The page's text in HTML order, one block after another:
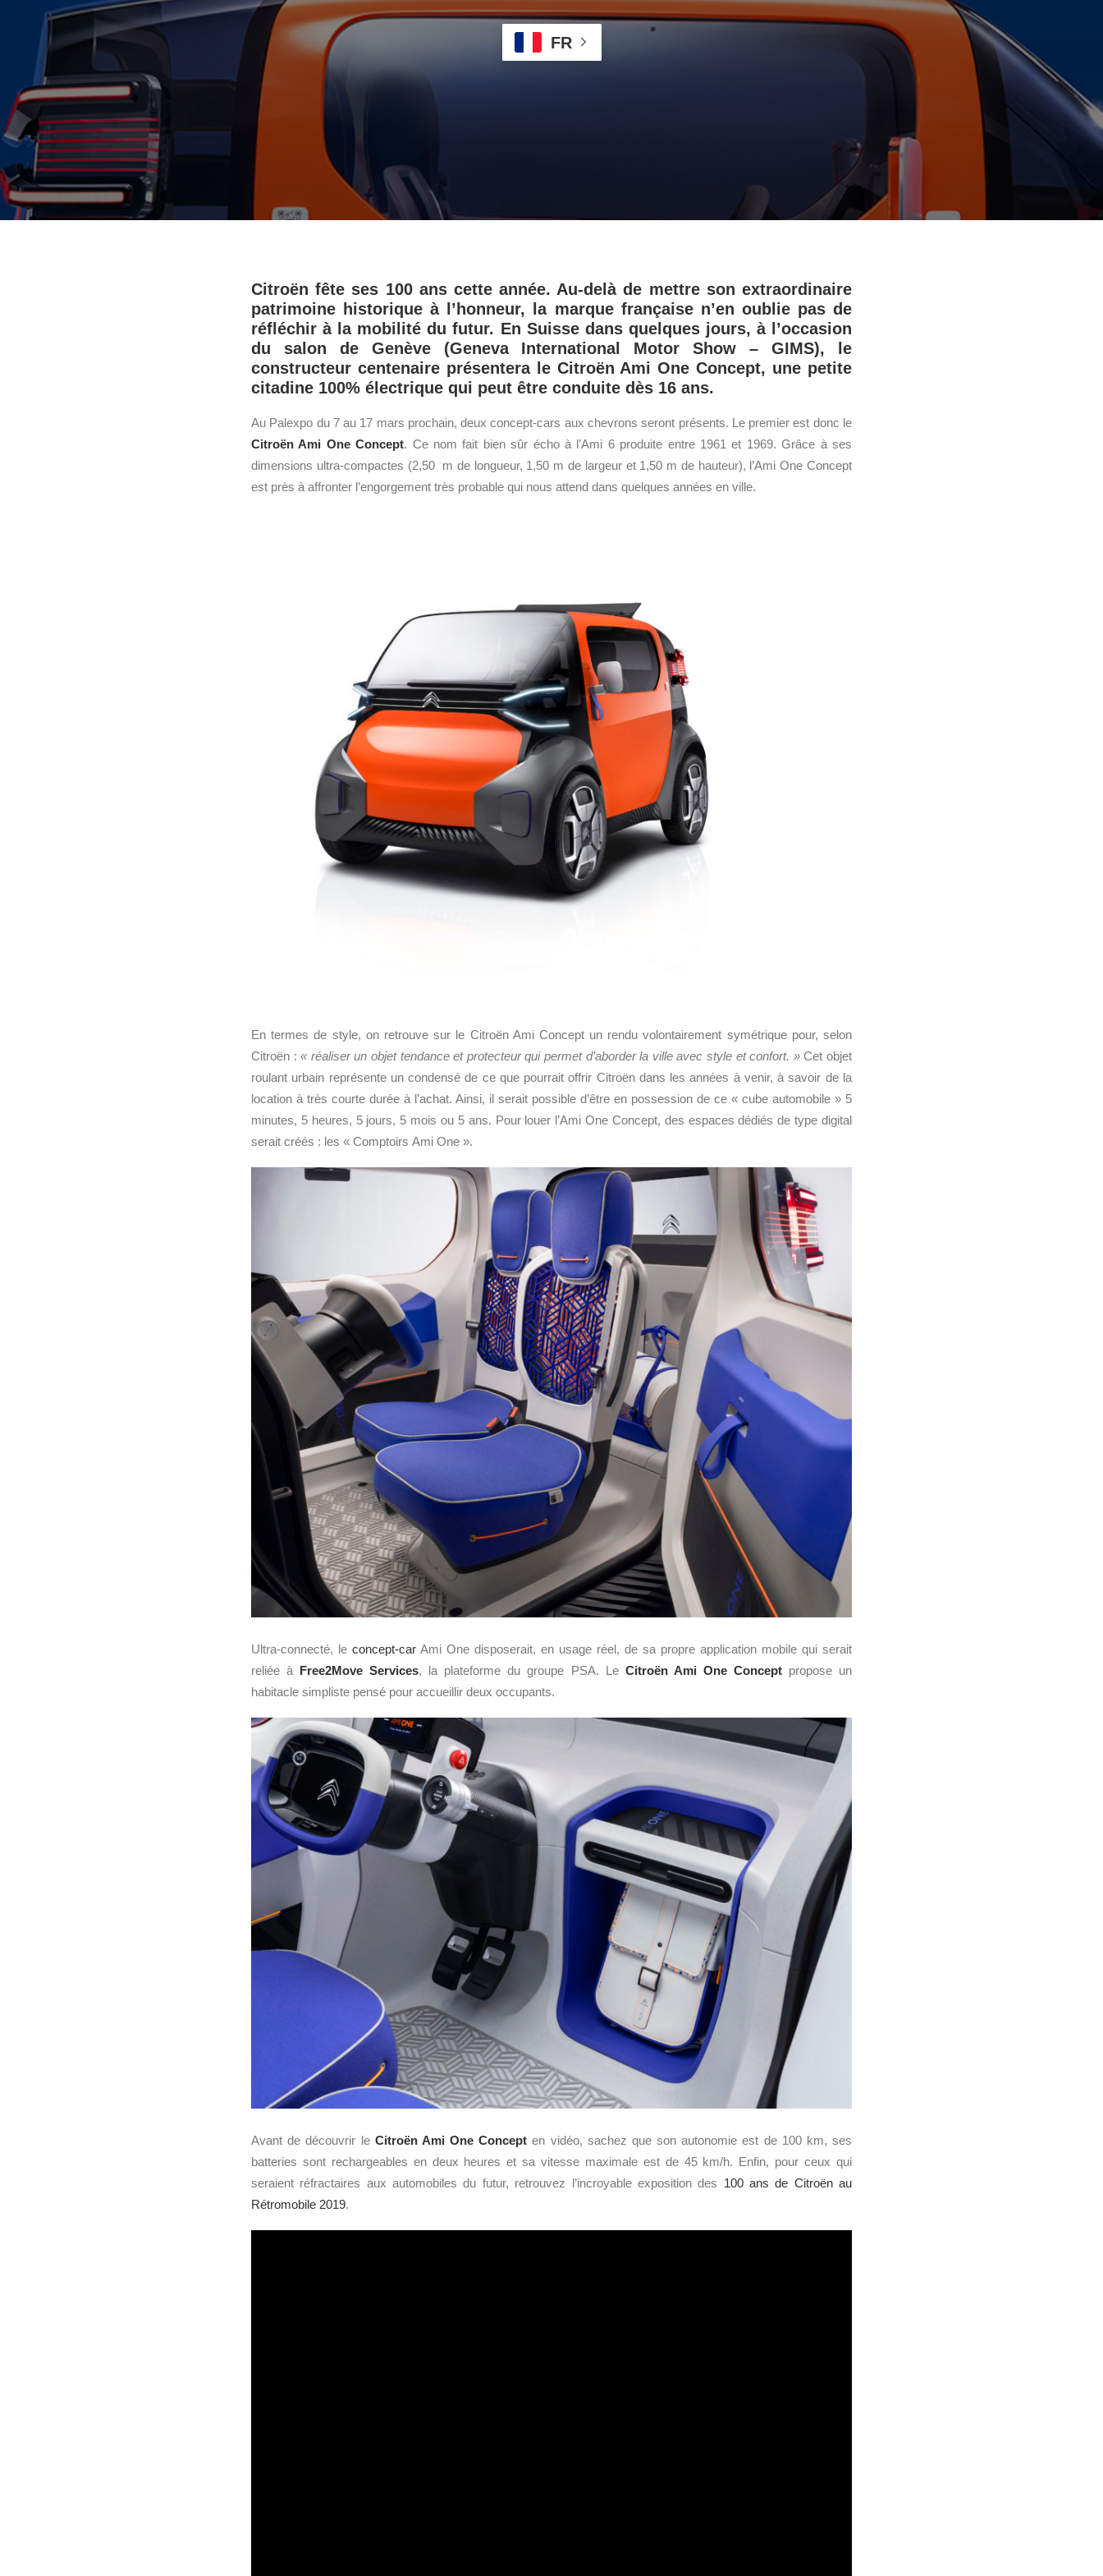
FR
Citroën fête ses 100 ans cette année. Au-delà de mettre son extraordinaire
patrimoine historique à l’honneur, la marque française n’en oublie pas de
réfléchir à la mobilité du futur. En Suisse dans quelques jours, à l’occasion
du salon de Genève (Geneva International Motor Show – GIMS), le
constructeur centenaire présentera le Citroën Ami One Concept, une petite
citadine 100% électrique qui peut être conduite dès 16 ans.
Au Palexpo du 7 au 17 mars prochain, deux concept-cars aux chevrons seront présents. Le premier est donc le
Citroën Ami One Concept. Ce nom fait bien sûr écho à l’Ami 6 produite entre 1961 et 1969. Grâce à ses
dimensions ultra-compactes (2,50 m de longueur, 1,50 m de largeur et 1,50 m de hauteur), l’Ami One Concept
est près à affronter l’engorgement très probable qui nous attend dans quelques années en ville.
En termes de style, on retrouve sur le Citroën Ami Concept un rendu volontairement symétrique pour, selon
Citroën :« réaliser un objet tendance et protecteur qui permet d’aborder la ville avec style et confort. »Cet objet
roulant urbain représente un condensé de ce que pourrait offrir Citroën dans les années à venir, à savoir de la
location à très courte durée à l’achat. Ainsi, il serait possible d’être en possession de ce « cube automobile » 5
minutes, 5 heures, 5 jours, 5 mois ou 5 ans. Pour louer l’Ami One Concept, des espaces dédiés de type digital
serait créés : les « Comptoirs Ami One ».
Ultra-connecté, le concept-car Ami One disposerait, en usage réel, de sa propre application mobile qui serait
reliée à Free2Move Services, la plateforme du groupe PSA. Le Citroën Ami One Conceptpropose un
habitacle simpliste pensé pour accueillir deux occupants.
Avant de découvrir le Citroën Ami One Concept en vidéo, sachez que son autonomie est de 100 km, ses
batteries sont rechargeables en deux heures et sa vitesse maximale est de 45 km/h. Enfin, pour ceux qui
seraient réfractaires aux automobiles du futur, retrouvez l’incroyable exposition des 100 ans de Citroën au
Rétromobile 2019.